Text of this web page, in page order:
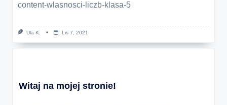
content-wlasnosci-liczb-klasa-5
Ula K. Lis 7, 2021
Witaj na mojej stronie!